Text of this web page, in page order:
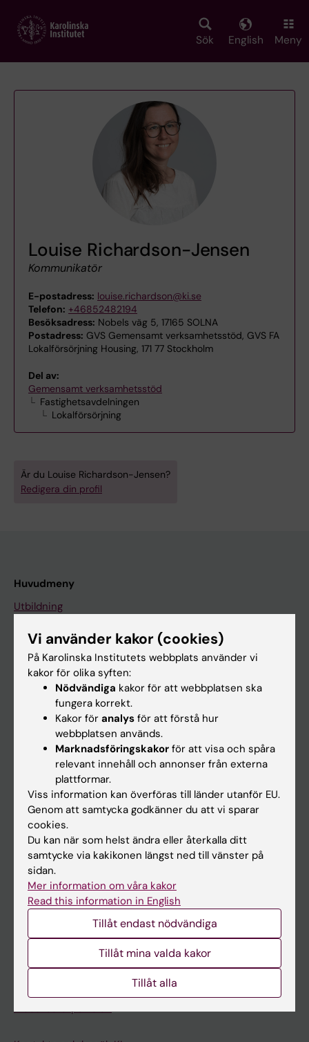
main
Sök English Meny
Louise Richardson-Jensen
Kommunikatör
E-postadress: louise.richardson@ki.se
Telefon: +46852482194
Besöksadress: Nobels väg 5, 17165 SOLNA
Postadress: GVS Gemensamt verksamhetsstöd, GVS FA
Lokalförsörjning Housing, 171 77 Stockholm
Del av:
Gemensamt verksamhetsstöd
Fastighetsavdelningen
Lokalförsörjning
Är du Louise Richardson-Jensen?
Redigera din profil
Huvudmeny
Utbildning
Forskarutbildning
Forskning
Om KI
På gång
Nyheter
Kalender
Student
Ladok
Canvas
Schema
Studentmejlen
Kurs- och programwebbar
Student på KI
Medarbetarportalen
Vi använder kakor (cookies)
På Karolinska Institutets webbplats använder vi
kakor för olika syften:
Nödvändiga kakor för att webbplatsen ska
fungera korrekt.
Kakor för analys för att förstå hur
webbplatsen används.
Marknadsföringskakor för att visa och spåra
relevant innehåll och annonser från externa
plattformar.
Viss information kan överföras till länder utanför EU.
Genom att samtycka godkänner du att vi sparar
cookies.
Du kan när som helst ändra eller återkalla ditt
samtycke via kakikonen längst ned till vänster på
sidan.
Mer information om våra kakor
Read this information in English
Tillåt endast nödvändiga
Tillåt mina valda kakor
Tillåt alla